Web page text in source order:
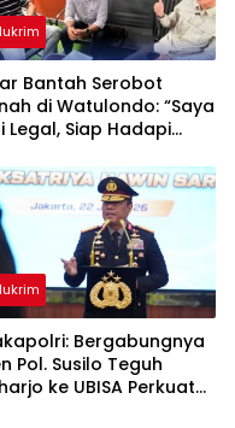
Bantah Serobot
di Watulondo: “Saya
Legal, Siap Hadapi
Bergabungnya
Pol. Susilo Teguh
ke UBISA Perkuat